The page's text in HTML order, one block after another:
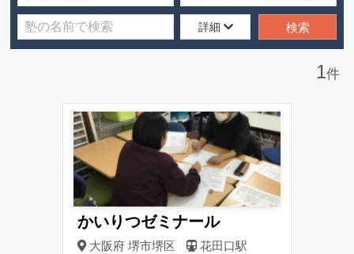
詳細
1件
かいりつゼミナール
大阪府 堺市堺区 花田口駅